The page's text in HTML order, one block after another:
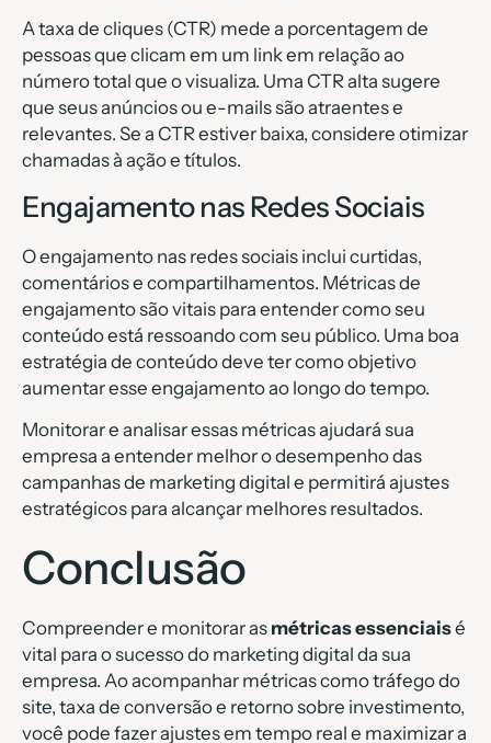
A taxa de cliques (CTR) mede a porcentagem de
pessoas que clicam em um link em relação ao
número total que o visualiza. Uma CTR alta sugere
que seus anúncios ou e-mails são atraentes e
relevantes. Se a CTR estiver baixa, considere otimizar
chamadas à ação e títulos.
Engajamento nas Redes Sociais
O engajamento nas redes sociais inclui curtidas,
comentários e compartilhamentos. Métricas de
engajamento são vitais para entender como seu
conteúdo está ressoando com seu público. Uma boa
estratégia de conteúdo deve ter como objetivo
aumentar esse engajamento ao longo do tempo.
Monitorar e analisar essas métricas ajudará sua
empresa a entender melhor o desempenho das
campanhas de marketing digital e permitirá ajustes
estratégicos para alcançar melhores resultados.
Conclusão
Compreender e monitorar as métricas essenciaisé
vital para o sucesso do marketing digital da sua
empresa. Ao acompanhar métricas como tráfego do
site, taxa de conversão e retorno sobre investimento,
você pode fazer ajustes em tempo real e maximizar a